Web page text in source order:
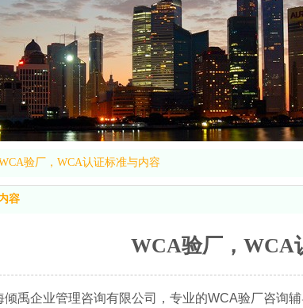
验厂，WCA认证标准与内容
容
WCA验厂，WCA
倾禹企业管理咨询有限公司，专业的WCA验厂咨询